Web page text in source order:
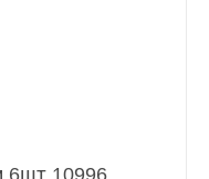
6шт 10996